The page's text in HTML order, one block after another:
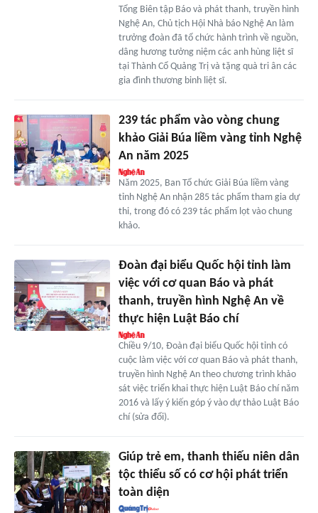
Tổng Biên tập Báo và phát thanh, truyền hình
Nghệ An, Chủ tịch Hội Nhà báo Nghệ An làm
trưởng đoàn đã tổ chức hành trình về nguồn,
dâng hương tưởng niệm các anh hùng liệt sĩ
tại Thành Cổ Quảng Trị và tặng quà tri ân các
gia đình thương binh liệt sĩ.
239 tác phẩm vào vòng chung
khảo Giải Búa liềm vàng tỉnh Nghệ
An năm 2025
Năm 2025, Ban Tổ chức Giải Búa liềm vàng
tỉnh Nghệ An nhận 285 tác phẩm tham gia dự
thi, trong đó có 239 tác phẩm lọt vào chung
khảo.
Đoàn đại biểu Quốc hội tỉnh làm
việc với cơ quan Báo và phát
thanh, truyền hình Nghệ An về
thực hiện Luật Báo chí
Chiều 9/10, Đoàn đại biểu Quốc hội tỉnh có
cuộc làm việc với cơ quan Báo và phát thanh,
truyền hình Nghệ An theo chương trình khảo
sát việc triển khai thực hiện Luật Báo chí năm
2016 và lấy ý kiến góp ý vào dự thảo Luật Báo
chí (sửa đổi).
Giúp trẻ em, thanh thiếu niên dân
tộc thiểu số có cơ hội phát triển
toàn diện